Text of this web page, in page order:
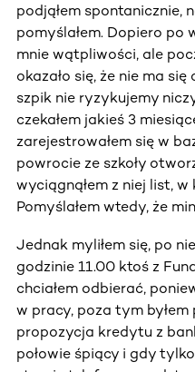
podjąłem spontanicznie,
pomyślałem. Dopiero po
mnie wątpliwości, ale
okazało się, że nie ma
szpik nie ryzykujemy
czekałem jakieś 3
zarejestrowałem się w
powrocie ze szkoły
wyciągnąłem z niej list,
Pomyślałem wtedy, że
Jednak myliłem się, po
godzinie 11.00 ktoś z
chciałem odbierać,
w pracy, poza tym byłem
propozycja kredytu z
połowie śpiący i gdy